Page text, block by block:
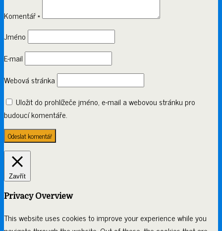
Komentář*
Jméno
E-mail
Webová stránka
Uložit do prohlížeče jméno, e-mail a webovou stránku pro
budoucí komentáře.
Zavřít
Privacy Overview
This website uses cookies to improve your experience while you